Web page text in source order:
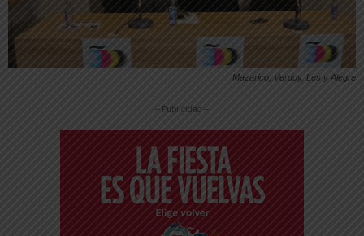
Mazarico, Verdoy, Les y Alegre
-- Publicidad --